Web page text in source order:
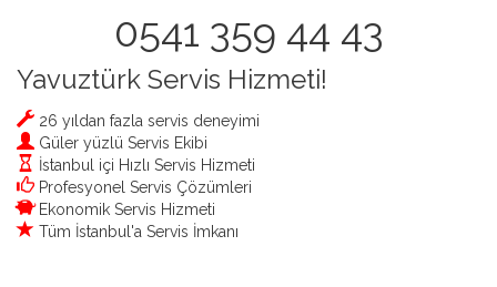
0541 359 44 43
Yavuztürk Servis Hizmeti!
26 yıldan fazla servis deneyimi
Güler yüzlü Servis Ekibi
İstanbul içi Hızlı Servis Hizmeti
Profesyonel Servis Çözümleri
Ekonomik Servis Hizmeti
Tüm İstanbul'a Servis İmkanı